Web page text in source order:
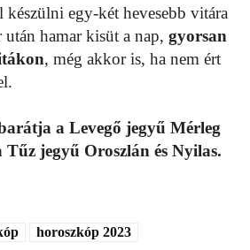
készülni egy-két hevesebb vitára
hamar kisüt a nap, gyorsan
, még akkor is, ha nem ért
a Levegő jegyű Mérleg
Tűz jegyű Oroszlán és Nyilas.
horoszkóp 2023